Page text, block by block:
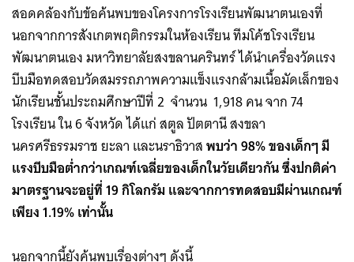
สอดคล้องกับข้อค้นพบของโครงการโรงเรียนพัฒนาตนเองที่
นอกจากการสังเกตพฤติกรรมในห้องเรียน ทีมโค้ชโรงเรียน
พัฒนาตนเอง มหาวิทยาลัยสงขลานครินทร์ ได้นำเครื่องวัดแรง
บีบมือทดสอบวัดสมรรถภาพความแข็งแรงกล้ามเนื้อมัดเล็กของ
นักเรียนชั้นประถมศึกษาปีที่ 2 จำนวน 1,918 คน จาก 74
โรงเรียน ใน 6 จังหวัด ได้แก่ สตูล ปัตตานี สงขลา
นครศรีธรรมราช ยะลา และนราธิวาสพบว่า 98% ของเด็กๆ มี
แรงบีบมือต่ำกว่าเกณฑ์เฉลี่ยของเด็กในวัยเดียวกัน ซึ่งปกติค่า
มาตรฐานจะอยู่ที่ 19 กิโลกรัม และจากการทดสอบมีผ่านเกณฑ์
เพียง 1.19% เท่านั้น
นอกจากนี้ยังค้นพบเรื่องต่างๆ ดังนี้